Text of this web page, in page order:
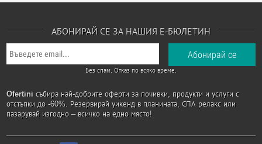
АБОНИРАЙ СЕ ЗА НАШИЯ Е-БЮЛЕТИН
Без спам. Отказ по всяко време.
Ofertini събира най-добрите оферти за почивки, продукти и услуги с
отстъпки до -60%. Резервирай уикенд в планината, СПА релакс или
пазарувай изгодно – всичко на едно място!